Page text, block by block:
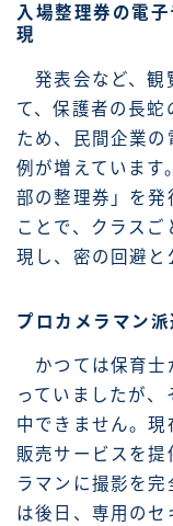
入場整理券の電
現
発表会など、観
て、保護者の長蛇
ため、民間企業
例が増えています
部の整理券」を発
ことで、クラス
現し、密の回避と
プロカメラマン
かつては保育士
っていましたが
中できません。
販売サービスを
ラマンに撮影を
は後日、専用の